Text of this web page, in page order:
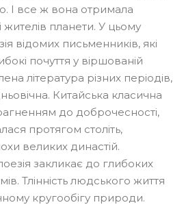
все ж вона отримала
жителів планети. У цьому
відомих письменників, які
почуття у віршованій
​​література різних періодів,
Китайська класична
до доброчесності,
протягом століть,
великих династій.
закликає до глибоких
Тлінність людського життя
кругообігу природи.